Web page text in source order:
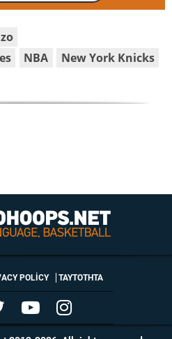
NBA New York Knicks
POLICY ΤΑΥΤΟΤΗΤΑ